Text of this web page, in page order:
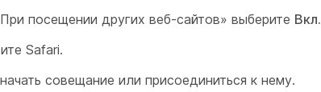
посещении других веб-сайтов» выберите Вкл.
Safari.
совещание или присоединиться к нему.